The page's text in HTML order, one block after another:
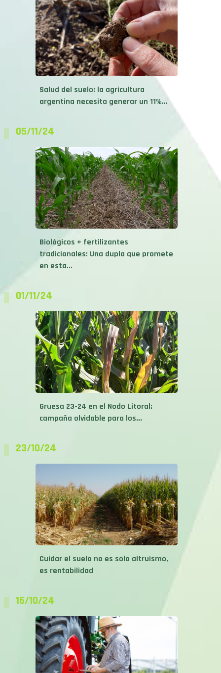
Salud del suelo: la agricultura
argentina necesita generar un 11%...
05/11/24
Biológicos + fertilizantes
tradicionales: Una dupla que promete
en esta...
01/11/24
Gruesa 23-24 en el Nodo Litoral:
campaña olvidable para los...
23/10/24
Cuidar el suelo no es solo altruismo,
es rentabilidad
16/10/24